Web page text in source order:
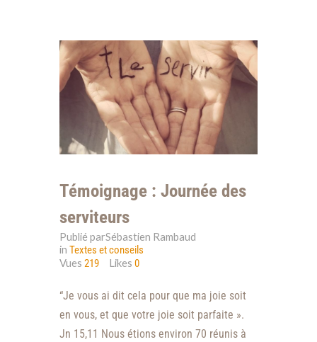
Témoignage : Journée des
serviteurs
Publié parSébastien Rambaud
in Textes et conseils
Vues 219 Likes0
“Je vous ai dit cela pour que ma joie soit
en vous, et que votre joie soit parfaite ».
Jn 15,11 Nous étions environ 70 réunis à